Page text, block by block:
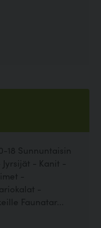
18 Sunnuntaisin
- Kanit -
-
-
Faunatar...